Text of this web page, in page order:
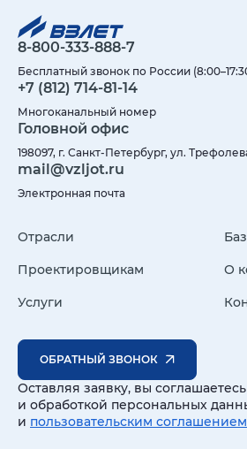
8-800-333-888-7
Бесплатный звонок по России
+7 (812) 714-81-14
Многоканальный номер
Головной офис
198097, г. Санкт-Петербург, ул.
mail@vzljot.ru
Электронная почта
Отрасли
Проектировщикам
Услуги
О
ОБРАТНЫЙ ЗВОНОК
Оставляя заявку, вы
и обработкой персональных
и пользовательским соглашением